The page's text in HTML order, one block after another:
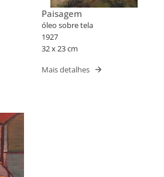
Paisagem
óleo sobre tela
1927
32 x 23 cm
Mais detalhes